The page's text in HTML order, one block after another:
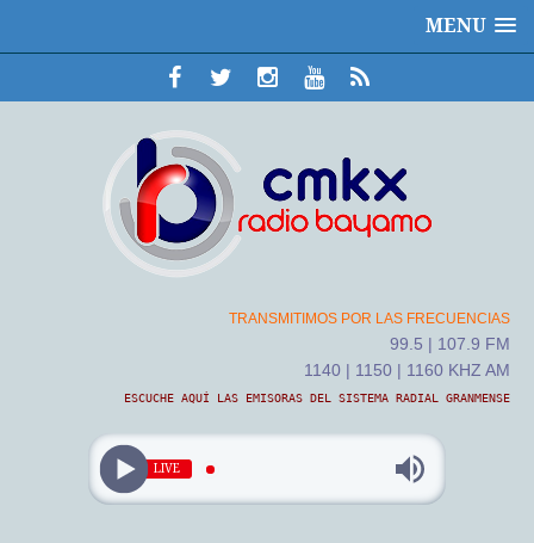
MENU
TRANSMITIMOS POR LAS FRECUENCIAS
99.5 | 107.9 FM
1140 | 1150 | 1160 KHZ AM
ESCUCHE AQUÍ LAS EMISORAS DEL SISTEMA RADIAL GRANMENSE
LIVE